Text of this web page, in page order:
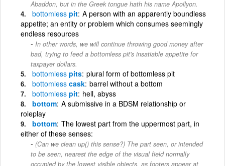
Abaddon, but in the Greek tongue hath his name Apollyon.
bottomless pit A person with an apparently boundless
appetite; an entity or problem which consumes seemingly
endless resources
In other words, we will continue throwing good money after
bad, trying to feed a bottomless pit's insatiable appetite for
taxpayer dollars.
bottomless pits plural form of bottomless pit
bottomless cask barrel without a bottom
bottomless pit hell, abyss
bottom A submissive in a BDSM relationship or
roleplay
bottom The lowest part from the uppermost part, in
either of these senses:
(Can we clean up() this sense?) The part seen, or intended
to be seen, nearest the edge of the visual field normally
occupied by the lowest visible objects, as footers appear at